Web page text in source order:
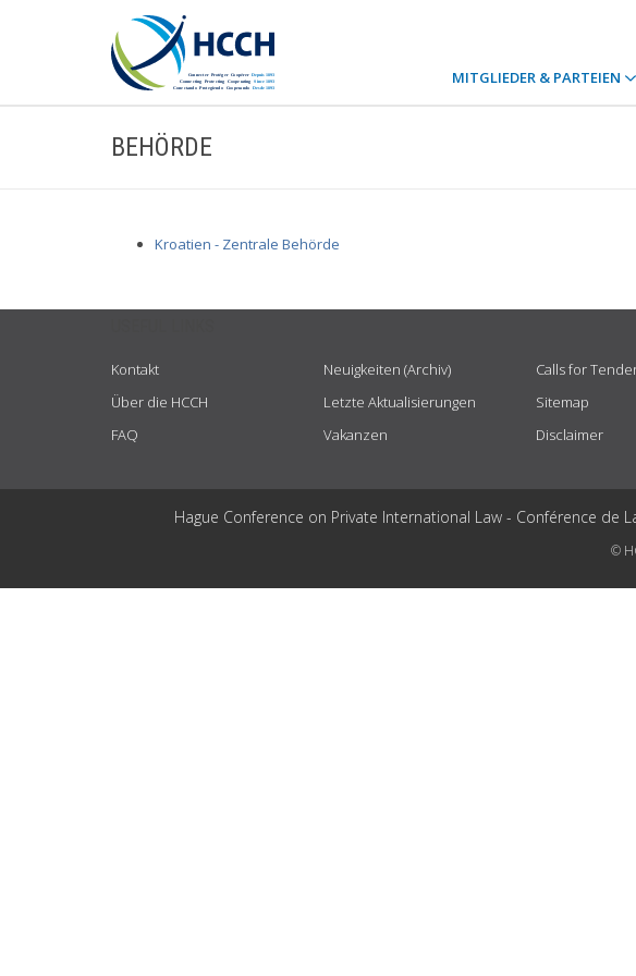
MITGLIEDER & PARTEIEN
BEHÖRDE
Kroatien - Zentrale Behörde
Kontakt
Über die HCCH
FAQ
Neuigkeiten (Archiv)
Letzte Aktualisierungen
Vakanzen
Calls for
Sitemap
Disclaimer
Hague Conference on Private International Law - Conférence
©